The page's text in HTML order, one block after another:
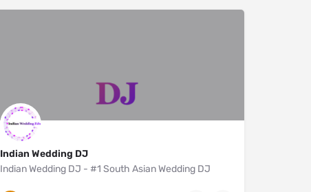
Indian Wedding DJ
Indian Wedding DJ - #1 South Asian Wedding DJ